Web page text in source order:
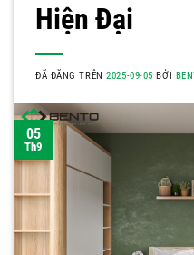
Hiện Đại
ĐÃ ĐĂNG TRÊN2025-09-05 BỞI
05
Th9